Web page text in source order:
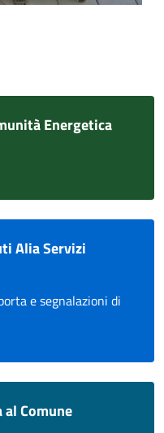
Energetica
Alia Servizi
e segnalazioni di
Comune